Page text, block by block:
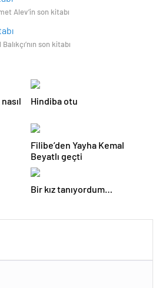
Alev’in son kitabı
son kitabı
Hindiba otu
Filibe’den Yayha Kemal
Beyatlı geçti
Bir kız tanıyordum…